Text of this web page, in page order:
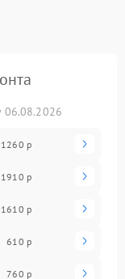
06.08.2026
1260 р
1910 р
1610 р
610 р
760 р